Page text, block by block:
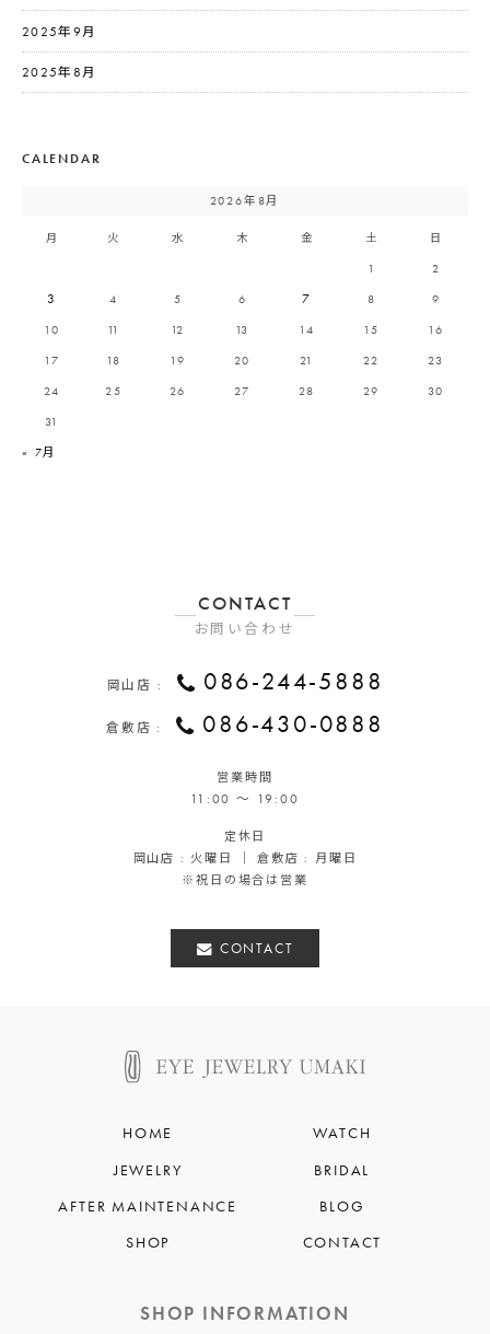
2025年9月
2025年8月
CALENDAR
2026年8月
月 火 水 木 金 土 日
1
2
3
4 5 6 7 8
9
10
11 12 13 14 15
16
17
18 19 20 21 22
23
24
25 26 27 28 29
30
31
« 7月
CONTACT
お問い合わせ
岡山店 : 086-244-5888
倉敷店 : 086-430-0888
営業時間
11:00 ～ 19:00
定休日
岡山店 : 火曜日 ｜ 倉敷店 : 月曜日
※祝日の場合は営業
CONTACT
HOME
WATCH
JEWELRY
BRIDAL
AFTER MAINTENANCE
BLOG
SHOP
CONTACT
SHOP INFORMATION